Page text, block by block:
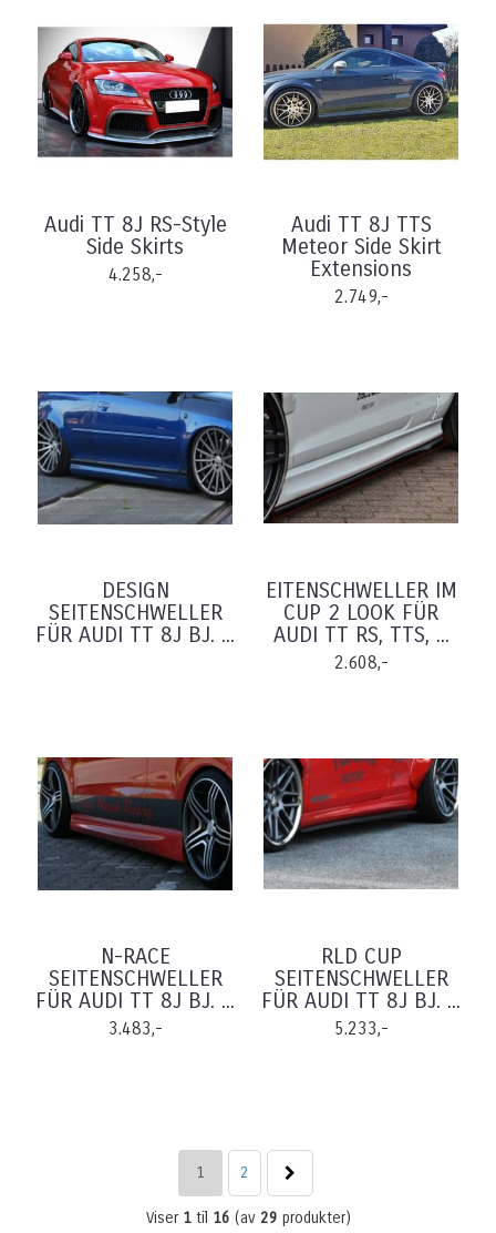
Audi TT 8J RS-Style
Side Skirts
4.258,-
Audi TT 8J TTS
Meteor Side Skirt
Extensions
2.749,-
DESIGN
SEITENSCHWELLER
FÜR AUDI TT 8J BJ. ...
EITENSCHWELLER IM
CUP 2 LOOK FÜR
AUDI TT RS, TTS, ...
2.608,-
N-RACE
SEITENSCHWELLER
FÜR AUDI TT 8J BJ. ...
3.483,-
RLD CUP
SEITENSCHWELLER
FÜR AUDI TT 8J BJ. ...
5.233,-
1 2
Viser 1til 16 (av 29 produkter)